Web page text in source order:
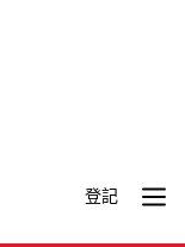
登記